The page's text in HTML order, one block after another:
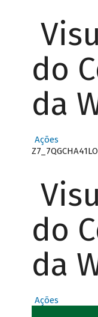
do
da
Ações
do
da
Ações